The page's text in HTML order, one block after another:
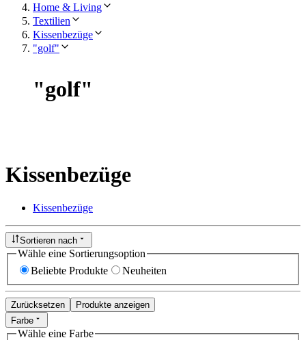
Home & Living
Textilien
Kissenbezüge
"golf"
"golf"
Kissenbezüge
Kissenbezüge
Sortieren nach
Wähle eine Sortierungsoption
Beliebte Produkte
Neuheiten
Zurücksetzen
Produkte anzeigen
Farbe
Wähle eine Farbe